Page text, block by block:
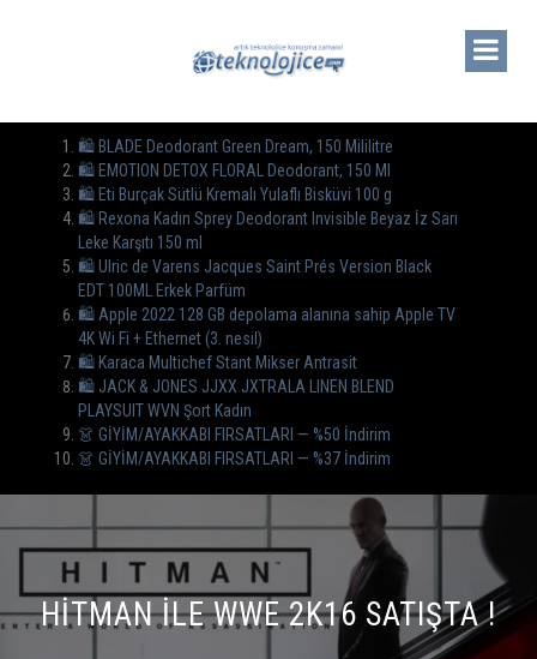
🛍️ BLADE Deodorant Green Dream, 150 Mililitre
🛍️ EMOTION DETOX FLORAL Deodorant, 150 Ml
🛍️ Eti Burçak Sütlü Kremalı Yulaflı Bisküvi 100 g
🛍️ Rexona Kadın Sprey Deodorant Invisible Beyaz İz Sarı
Leke Karşıtı 150 ml
🛍️ Ulric de Varens Jacques Saint Prés Version Black
EDT 100ML Erkek Parfüm
🛍️ Apple 2022 128 GB depolama alanına sahip Apple TV
4K Wi Fi + Ethernet (3. nesil)
🛍 Karaca Multichef Stant Mikser Antrasit
🛍️ JACK & JONES JJXX JXTRALA LINEN BLEND
PLAYSUIT WVN Şort Kadın
👗 GİYİM/AYAKKABI FIRSATLARI — %50 İndirim
👗 GİYİM/AYAKKABI FIRSATLARI — %37 İndirim
HITMAN İLE WWE 2K16 SATIŞTA !